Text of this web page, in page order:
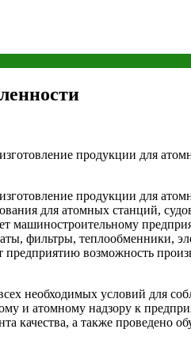
продукции для
продукции для
для атомных станций,
машиностроительному
фильтры, теплообменники,
возможность
необходимых условий для
и атомному надзору к
а также проведено